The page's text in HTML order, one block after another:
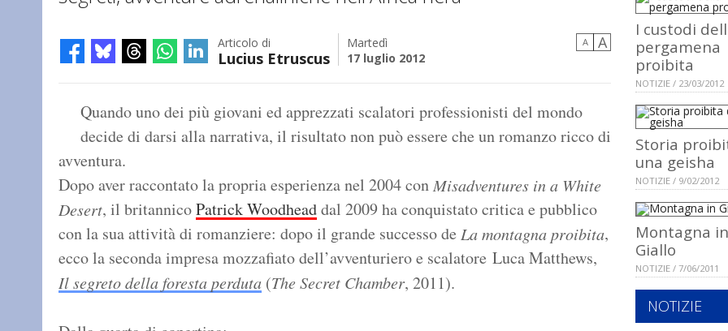
Articolo di
Lucius Etruscus
Martedì
17 luglio 2012
A A
Quando uno dei più giovani ed apprezzati scalatori professionisti del mondo
decide di darsi alla narrativa, il risultato non può essere che un romanzo ricco di
avventura.
Dopo aver raccontato la propria esperienza nel 2004 conMisadventures in a White
Desert, il britannicoPatrick Woodheaddal 2009 ha conquistato critica e pubblico
con la sua attività di romanziere: dopo il grande successo de La montagna proibita,
ecco la seconda impresa mozzafiato dell’avventuriero e scalatore Luca Matthews,
Il segreto della foresta perduta (The Secret Chamber, 2011).
I custodi
pergamena
proibita
NOTIZIE / 23/03/2012
Storia
una geisha
NOTIZIE / 9/02/2012
Montagna in
Giallo
NOTIZIE / 7/06/2011
NOTIZIE